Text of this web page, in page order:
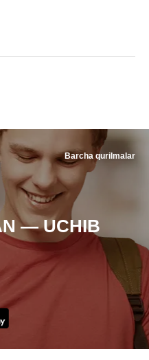
— UCHIB
Barcha qurilmalar